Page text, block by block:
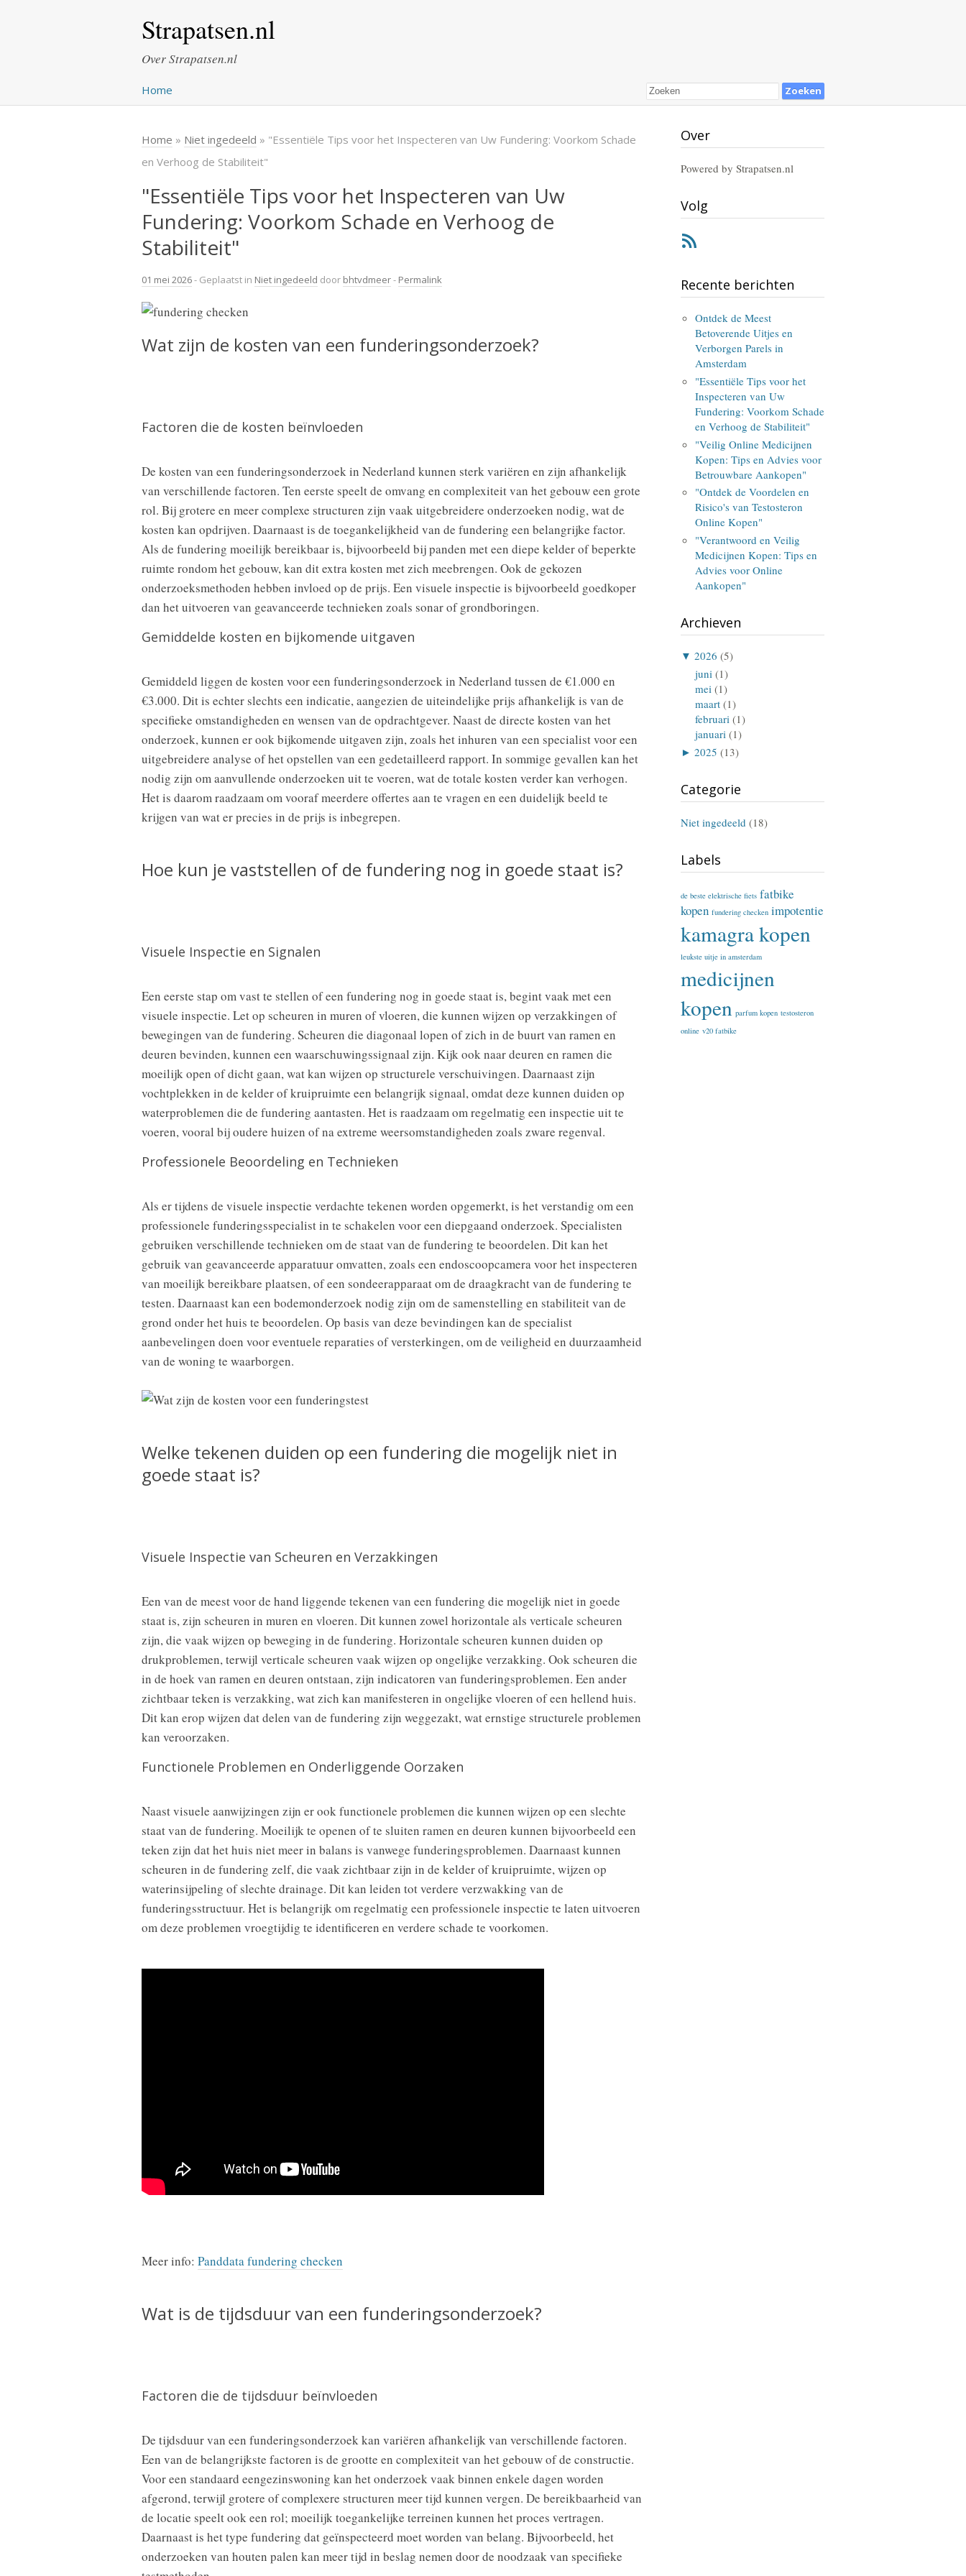
Strapatsen.nl
Over Strapatsen.nl
Home
Home » Niet ingedeeld » "Essentiële Tips voor het Inspecteren van Uw Fundering: Voorkom Schade
en Verhoog de Stabiliteit"
"Essentiële Tips voor het Inspecteren van Uw
Fundering: Voorkom Schade en Verhoog de
Stabiliteit"
01 mei 2026- Geplaatst in Niet ingedeeld door bhtvdmeer- Permalink
Wat zijn de kosten van een funderingsonderzoek?
Factoren die de kosten beïnvloeden
De kosten van een funderingsonderzoek in Nederland kunnen sterk variëren en zijn afhankelijk
van verschillende factoren. Ten eerste speelt de omvang en complexiteit van het gebouw een grote
rol. Bij grotere en meer complexe structuren zijn vaak uitgebreidere onderzoeken nodig, wat de
kosten kan opdrijven. Daarnaast is de toegankelijkheid van de fundering een belangrijke factor.
Als de fundering moeilijk bereikbaar is, bijvoorbeeld bij panden met een diepe kelder of beperkte
ruimte rondom het gebouw, kan dit extra kosten met zich meebrengen. Ook de gekozen
onderzoeksmethoden hebben invloed op de prijs. Een visuele inspectie is bijvoorbeeld goedkoper
dan het uitvoeren van geavanceerde technieken zoals sonar of grondboringen.
Gemiddelde kosten en bijkomende uitgaven
Gemiddeld liggen de kosten voor een funderingsonderzoek in Nederland tussen de €1.000 en
€3.000. Dit is echter slechts een indicatie, aangezien de uiteindelijke prijs afhankelijk is van de
specifieke omstandigheden en wensen van de opdrachtgever. Naast de directe kosten van het
onderzoek, kunnen er ook bijkomende uitgaven zijn, zoals het inhuren van een specialist voor een
uitgebreidere analyse of het opstellen van een gedetailleerd rapport. In sommige gevallen kan het
nodig zijn om aanvullende onderzoeken uit te voeren, wat de totale kosten verder kan verhogen.
Het is daarom raadzaam om vooraf meerdere offertes aan te vragen en een duidelijk beeld te
krijgen van wat er precies in de prijs is inbegrepen.
Hoe kun je vaststellen of de fundering nog in goede staat is?
Visuele Inspectie en Signalen
Een eerste stap om vast te stellen of een fundering nog in goede staat is, begint vaak met een
visuele inspectie. Let op scheuren in muren of vloeren, die kunnen wijzen op verzakkingen of
bewegingen van de fundering. Scheuren die diagonaal lopen of zich in de buurt van ramen en
deuren bevinden, kunnen een waarschuwingssignaal zijn. Kijk ook naar deuren en ramen die
moeilijk open of dicht gaan, wat kan wijzen op structurele verschuivingen. Daarnaast zijn
vochtplekken in de kelder of kruipruimte een belangrijk signaal, omdat deze kunnen duiden op
waterproblemen die de fundering aantasten. Het is raadzaam om regelmatig een inspectie uit te
voeren, vooral bij oudere huizen of na extreme weersomstandigheden zoals zware regenval.
Professionele Beoordeling en Technieken
Als er tijdens de visuele inspectie verdachte tekenen worden opgemerkt, is het verstandig om een
professionele funderingsspecialist in te schakelen voor een diepgaand onderzoek. Specialisten
gebruiken verschillende technieken om de staat van de fundering te beoordelen. Dit kan het
gebruik van geavanceerde apparatuur omvatten, zoals een endoscoopcamera voor het inspecteren
van moeilijk bereikbare plaatsen, of een sondeerapparaat om de draagkracht van de fundering te
testen. Daarnaast kan een bodemonderzoek nodig zijn om de samenstelling en stabiliteit van de
grond onder het huis te beoordelen. Op basis van deze bevindingen kan de specialist
aanbevelingen doen voor eventuele reparaties of versterkingen, om de veiligheid en duurzaamheid
van de woning te waarborgen.
Welke tekenen duiden op een fundering die mogelijk niet in
goede staat is?
Visuele Inspectie van Scheuren en Verzakkingen
Een van de meest voor de hand liggende tekenen van een fundering die mogelijk niet in goede
staat is, zijn scheuren in muren en vloeren. Dit kunnen zowel horizontale als verticale scheuren
zijn, die vaak wijzen op beweging in de fundering. Horizontale scheuren kunnen duiden op
drukproblemen, terwijl verticale scheuren vaak wijzen op ongelijke verzakking. Ook scheuren die
in de hoek van ramen en deuren ontstaan, zijn indicatoren van funderingsproblemen. Een ander
zichtbaar teken is verzakking, wat zich kan manifesteren in ongelijke vloeren of een hellend huis.
Dit kan erop wijzen dat delen van de fundering zijn weggezakt, wat ernstige structurele problemen
kan veroorzaken.
Functionele Problemen en Onderliggende Oorzaken
Naast visuele aanwijzingen zijn er ook functionele problemen die kunnen wijzen op een slechte
staat van de fundering. Moeilijk te openen of te sluiten ramen en deuren kunnen bijvoorbeeld een
teken zijn dat het huis niet meer in balans is vanwege funderingsproblemen. Daarnaast kunnen
scheuren in de fundering zelf, die vaak zichtbaar zijn in de kelder of kruipruimte, wijzen op
waterinsijpeling of slechte drainage. Dit kan leiden tot verdere verzwakking van de
funderingsstructuur. Het is belangrijk om regelmatig een professionele inspectie te laten uitvoeren
om deze problemen vroegtijdig te identificeren en verdere schade te voorkomen.
Meer info: Panddata fundering checken
Wat is de tijdsduur van een funderingsonderzoek?
Factoren die de tijdsduur beïnvloeden
De tijdsduur van een funderingsonderzoek kan variëren afhankelijk van verschillende factoren.
Een van de belangrijkste factoren is de grootte en complexiteit van het gebouw of de constructie.
Voor een standaard eengezinswoning kan het onderzoek vaak binnen enkele dagen worden
afgerond, terwijl grotere of complexere structuren meer tijd kunnen vergen. De bereikbaarheid van
de locatie speelt ook een rol; moeilijk toegankelijke terreinen kunnen het proces vertragen.
Daarnaast is het type fundering dat geïnspecteerd moet worden van belang. Bijvoorbeeld, het
onderzoeken van houten palen kan meer tijd in beslag nemen door de noodzaak van specifieke
Over
Powered by Strapatsen.nl
Volg
Recente berichten
Ontdek de Meest
Betoverende Uitjes en
Verborgen Parels in
Amsterdam
"Essentiële Tips voor het
Inspecteren van Uw
Fundering: Voorkom Schade
en Verhoog de Stabiliteit"
"Veilig Online Medicijnen
Kopen: Tips en Advies voor
Betrouwbare Aankopen"
"Ontdek de Voordelen en
Risico's van Testosteron
Online Kopen"
"Verantwoord en Veilig
Medicijnen Kopen: Tips en
Advies voor Online
Aankopen"
Archieven
▼ 2026 (5)
juni (1)
mei (1)
maart (1)
februari (1)
januari (1)
► 2025 (13)
Categorie
Niet ingedeeld (18)
Labels
de beste elektrische fiets fatbike
kopen fundering checken impotentie
kamagra kopen
leukste uitje in amsterdam
medicijnen
kopen parfum kopen testosteron
online v20 fatbike